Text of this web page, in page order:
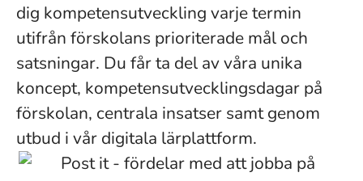
dig kompetensutveckling varje termin
utifrån förskolans prioriterade mål och
satsningar. Du får ta del av våra unika
koncept, kompetensutvecklingsdagar på
förskolan, centrala insatser samt genom
utbud i vår digitala lärplattform.